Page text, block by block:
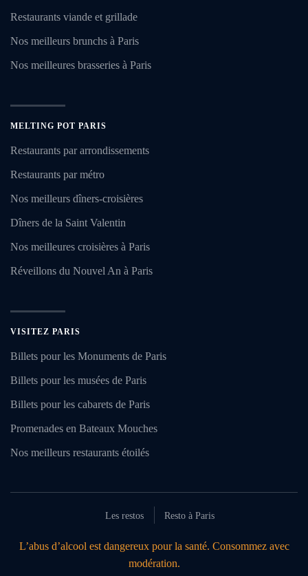
Restaurants viande et grillade
Nos meilleurs brunchs à Paris
Nos meilleures brasseries à Paris
MELTING POT PARIS
Restaurants par arrondissements
Restaurants par métro
Nos meilleurs dîners-croisières
Dîners de la Saint Valentin
Nos meilleures croisières à Paris
Réveillons du Nouvel An à Paris
VISITEZ PARIS
Billets pour les Monuments de Paris
Billets pour les musées de Paris
Billets pour les cabarets de Paris
Promenades en Bateaux Mouches
Nos meilleurs restaurants étoilés
Les restos Resto à Paris
L’abus d’alcool est dangereux pour la santé. Consommez avec
modération.